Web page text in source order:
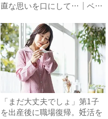
直な思いを口にして…｜ベビ
「まだ大丈夫でしょ」第1子
を出産後に職場復帰。妊活を